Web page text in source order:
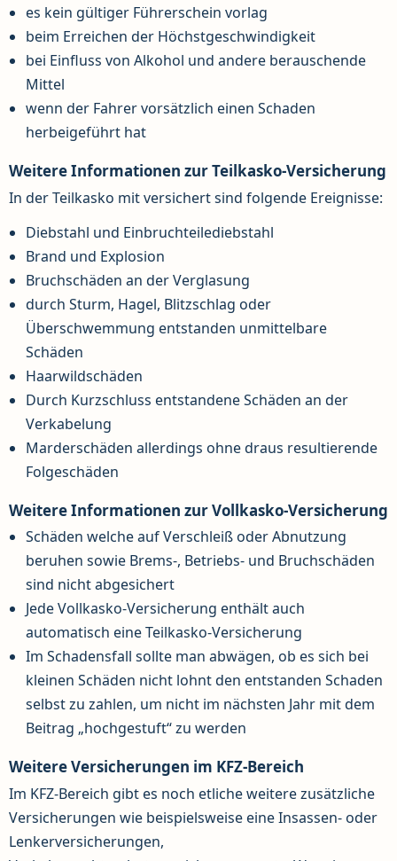
es kein gültiger Führerschein vorlag
beim Erreichen der Höchstgeschwindigkeit
bei Einfluss von Alkohol und andere berauschende
Mittel
wenn der Fahrer vorsätzlich einen Schaden
herbeigeführt hat
Weitere Informationen zur Teilkasko-Versicherung
In der Teilkasko mit versichert sind folgende Ereignisse:
Diebstahl und Einbruchteilediebstahl
Brand und Explosion
Bruchschäden an der Verglasung
durch Sturm, Hagel, Blitzschlag oder
Überschwemmung entstanden unmittelbare
Schäden
Haarwildschäden
Durch Kurzschluss entstandene Schäden an der
Verkabelung
Marderschäden allerdings ohne draus resultierende
Folgeschäden
Weitere Informationen zur Vollkasko-Versicherung
Schäden welche auf Verschleiß oder Abnutzung
beruhen sowie Brems-, Betriebs- und Bruchschäden
sind nicht abgesichert
Jede Vollkasko-Versicherung enthält auch
automatisch eine Teilkasko-Versicherung
Im Schadensfall sollte man abwägen, ob es sich bei
kleinen Schäden nicht lohnt den entstanden Schaden
selbst zu zahlen, um nicht im nächsten Jahr mit dem
Beitrag „hochgestuft“ zu werden
Weitere Versicherungen im KFZ-Bereich
Im KFZ-Bereich gibt es noch etliche weitere zusätzliche
Versicherungen wie beispielsweise eine Insassen- oder
Lenkerversicherungen,